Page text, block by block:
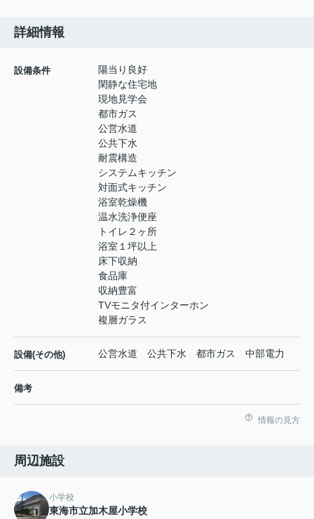
詳細情報
設備条件
陽当り良好
閑静な住宅地
現地見学会
都市ガス
公営水道
公共下水
耐震構造
システムキッチン
対面式キッチン
浴室乾燥機
温水洗浄便座
トイレ２ヶ所
浴室１坪以上
床下収納
食品庫
収納豊富
TVモニタ付インターホン
複層ガラス
設備(その他) 公営水道 公共下水 都市ガス 中部電力
備考
情報の見方
周辺施設
小学校
東海市立加木屋小学校